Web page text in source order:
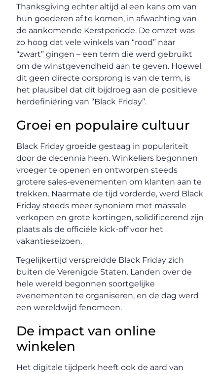
Thanksgiving echter altijd al een kans om van
hun goederen af te komen, in afwachting van
de aankomende Kerstperiode. De omzet was
zo hoog dat vele winkels van “rood” naar
“zwart” gingen – een term die werd gebruikt
om de winstgevendheid aan te geven. Hoewel
dit geen directe oorsprong is van de term, is
het plausibel dat dit bijdroeg aan de positieve
herdefiniëring van “Black Friday”.
Groei en populaire cultuur
Black Friday groeide gestaag in populariteit
door de decennia heen. Winkeliers begonnen
vroeger te openen en ontworpen steeds
grotere sales-evenementen om klanten aan te
trekken. Naarmate de tijd vorderde, werd Black
Friday steeds meer synoniem met massale
verkopen en grote kortingen, solidificerend zijn
plaats als de officiële kick-off voor het
vakantieseizoen.
Tegelijkertijd verspreidde Black Friday zich
buiten de Verenigde Staten. Landen over de
hele wereld begonnen soortgelijke
evenementen te organiseren, en de dag werd
een wereldwijd fenomeen.
De impact van online
winkelen
Het digitale tijdperk heeft ook de aard van